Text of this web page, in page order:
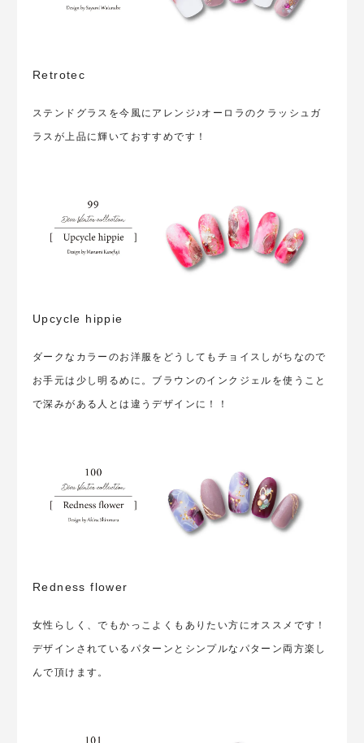
Retrotec
ステンドグラスを今風にアレンジ♪オーロラのクラッシュガ
ラスが上品に輝いておすすめです！
Upcycle hippie
ダークなカラーのお洋服をどうしてもチョイスしがちなので
お手元は少し明るめに。ブラウンのインクジェルを使うこと
で深みがある人とは違うデザインに！！
Redness flower
女性らしく、でもかっこよくもありたい方にオススメです！
デザインされているパターンとシンプルなパターン両方楽し
んで頂けます。